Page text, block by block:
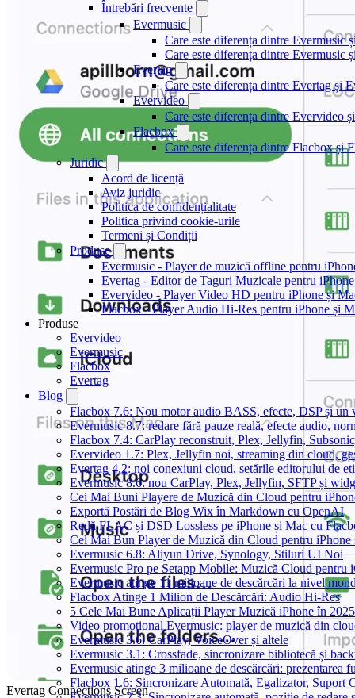
Întrebări frecvente
Evermusic
Care este diferența dintre Evermusic
Care este diferența dintre Evermusic
Evertag
Care este diferența dintre Evertag și
Evervideo
Care este diferența dintre Evervideo
Flacbox
Care este diferența dintre Flacbox și
Juridic
Acord de licență
Aviz juridic
Politica de confidențialitate
Politica privind cookie-urile
Termeni și Condiții
Produse
Evermusic - Player de muzică offline pentru
Evertag - Editor de Taguri Muzicale pentru
Evervideo - Player Video HD pentru iPhone și
Flacbox - Player Audio Hi-Res pentru iPhone și
Produse
Evervideo
Evermusic
Flacbox
Evertag
Blog
Flacbox 7.6: Nou motor audio BASS, efecte, DSP și un
Evermusic 8.7: redare fără pauze reală, efecte audio,
Flacbox 7.4: CarPlay reconstruit, Plex, Jellyfin,
Evervideo 1.7: Plex, Jellyfin noi, streaming din cloud,
Evertag 4.2: noi conexiuni cloud, setările editorului de
Evermusic 8.6: nou CarPlay, Plex, Jellyfin, SFTP și
Cei Mai Buni Playere de Muzică din Cloud pentru
Exportă Postări de Blog Wix în Markdown cu OpenAI
Redă FLAC și DSD Lossless pe iPhone și Mac cu
Cel Mai Bun Player de Muzică din Cloud pentru iPhone
Evermusic 6.8: Aliyun Drive, Synology, Stiluri UI Noi
Evermusic Pro pe Setapp Mobile: Muzică Cloud pentru
Evermusic atinge 11 milioane de descărcări la nivel
Flacbox Atinge 1 Milion de Descărcări: Audio Hi-Res
5 Cele Mai Bune Aplicații Player Muzică iPhone în 2025
Video promoțional Evermusic: player de muzică din
Evermusic 3.6: CarPlay, VoiceOver și altele
Evermusic 3.1: Crossfade, sincronizare bibliotecă și
Evermusic atinge 3 milioane de descărcări: prezentarea
Flacbox 1.6: Sincronizare Automată, Egalizator, Suport
Evertag Connections Screen